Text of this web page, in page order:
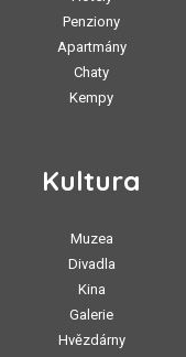
Penziony
Apartmány
Chaty
Kempy
Kultura
Muzea
Divadla
Kina
Galerie
Hvězdárny